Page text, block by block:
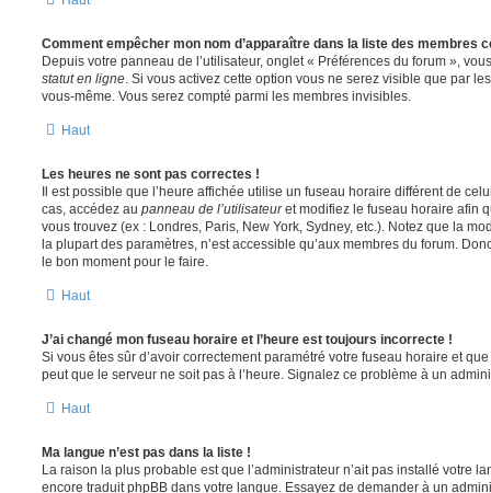
Comment empêcher mon nom d’apparaître dans la liste des membres
Depuis votre panneau de l’utilisateur, onglet « Préférences du forum »,
statut en ligne. Si vous activez cette option vous ne serez visible que par
vous-même. Vous serez compté parmi les membres invisibles.
Haut
Les heures ne sont pas correctes !
Il est possible que l’heure affichée utilise un fuseau horaire différent de
cas, accédez au panneau de l’utilisateuret modifiez le fuseau horaire afin
vous trouvez (ex : Londres, Paris, New York, Sydney, etc.). Notez que la
la plupart des paramètres, n’est accessible qu’aux membres du forum.
le bon moment pour le faire.
Haut
J’ai changé mon fuseau horaire et l’heure est toujours incorrecte !
Si vous êtes sûr d’avoir correctement paramétré votre fuseau horaire et
peut que le serveur ne soit pas à l’heure. Signalez ce problème à un
Haut
Ma langue n’est pas dans la liste !
La raison la plus probable est que l’administrateur n’ait pas installé votre
encore traduit phpBB dans votre langue. Essayez de demander à un